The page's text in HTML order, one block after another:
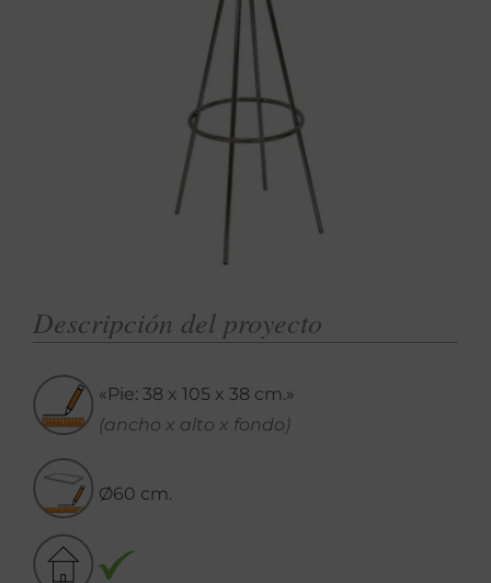
Descripción del proyecto
«Pie: 38 x 105 x 38 cm.»
(ancho x alto x fondo)
Ø60 cm.